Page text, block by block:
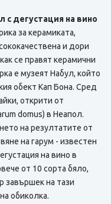
с дегустация на вино
за керамиката,
и дори
се правят керамични
е музеят Набул, който
обект Кап Бона. Сред
открити от
domus) в Неапол.
на резултатите от
на гарум - известен
на вино в
от 10 сорта бяло,
завършек на тази
обиколка.